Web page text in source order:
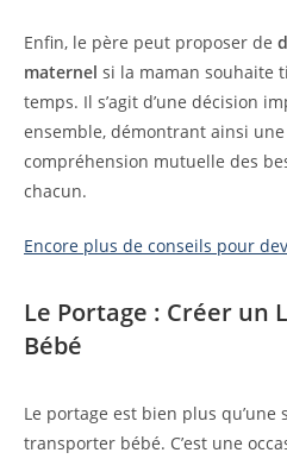
Enfin, le père peut proposer de
maternel si la maman souhaite
temps. Il s’agit d’une décision
ensemble, démontrant ainsi
compréhension mutuelle des
chacun.
Encore plus de conseils pour
Le Portage : Créer un
Bébé
Le portage est bien plus qu’une
transporter bébé. C’est une